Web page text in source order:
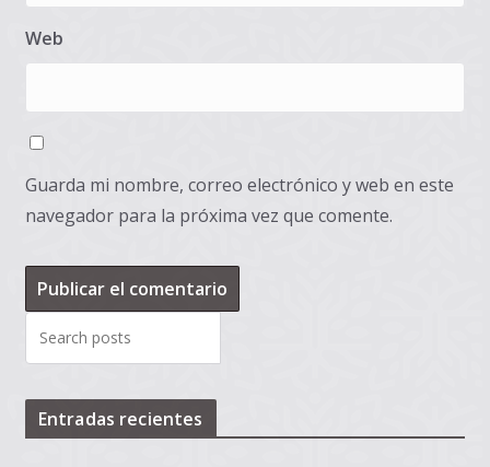
Web
Guarda mi nombre, correo electrónico y web en este
navegador para la próxima vez que comente.
Entradas recientes